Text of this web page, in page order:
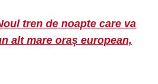
tren de noapte care va
alt mare oraș european,